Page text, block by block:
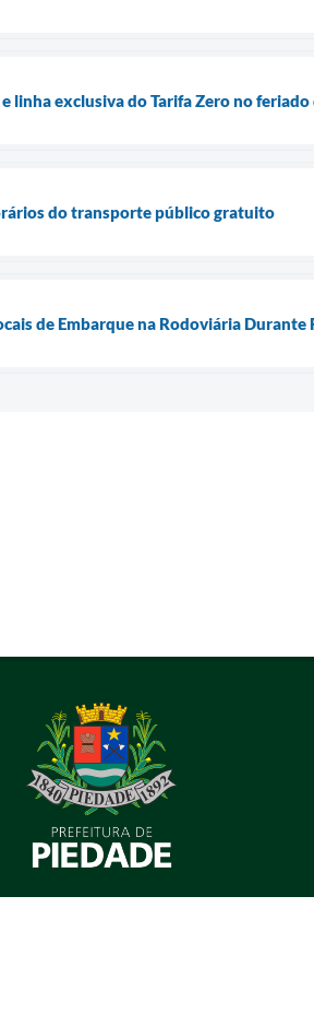
linha exclusiva do Tarifa Zero no feriado
do transporte público gratuito
de Embarque na Rodoviária